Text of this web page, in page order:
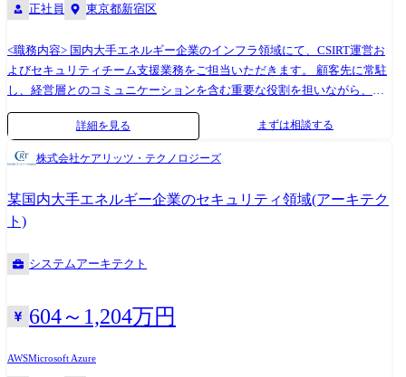
正社員 東京都新宿区
<職務内容> 国内大手エネルギー企業のインフラ領域にて、CSIRT運営お
よびセキュリティチーム支援業務をご担当いただきます。 顧客先に常駐
し、経営層とのコミュニケーションを含む重要な役割を担いながら、社
員に近い立場で高い裁量のもと業務を推進していただきます。 「従事す
る業務の内容」 雇入れ直後:システム関連業務全般 変更の範囲:システム
関連業務全般及び会社の定める業務全般
詳細を見る まずは相談する
株式会社ケアリッツ・テクノロジーズ
某国内大手エネルギー企業のセキュリティ領域(アーキテク
ト)
システムアーキテクト
604～1,204万円
AWSMicrosoft Azure